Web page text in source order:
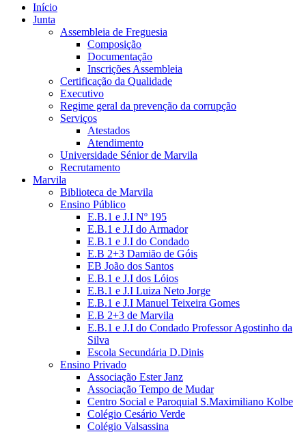
Início
Junta
Assembleia de Freguesia
Composição
Documentação
Inscrições Assembleia
Certificação da Qualidade
Executivo
Regime geral da prevenção da corrupção
Serviços
Atestados
Atendimento
Universidade Sénior de Marvila
Recrutamento
Marvila
Biblioteca de Marvila
Ensino Público
E.B.1 e J.I Nº 195
E.B.1 e J.I do Armador
E.B.1 e J.I do Condado
E.B 2+3 Damião de Góis
EB João dos Santos
E.B.1 e J.I dos Lóios
E.B.1 e J.I Luiza Neto Jorge
E.B.1 e J.I Manuel Teixeira Gomes
E.B 2+3 de Marvila
E.B.1 e J.I do Condado Professor Agostinho da
Silva
Escola Secundária D.Dinis
Ensino Privado
Associação Ester Janz
Associação Tempo de Mudar
Centro Social e Paroquial S.Maximiliano Kolbe
Colégio Cesário Verde
Colégio Valsassina